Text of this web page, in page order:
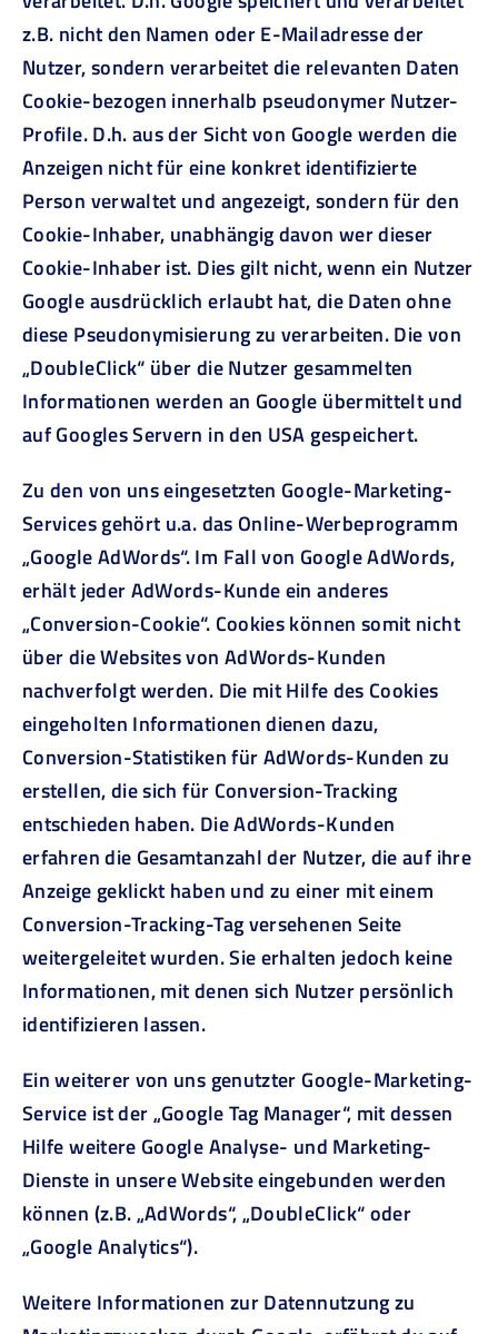
z.B. nicht den Namen oder E-Mailadresse der
Nutzer, sondern verarbeitet die relevanten Daten
Cookie-bezogen innerhalb pseudonymer Nutzer-
Profile. D.h. aus der Sicht von Google werden die
Anzeigen nicht für eine konkret identifizierte
Person verwaltet und angezeigt, sondern für den
Cookie-Inhaber, unabhängig davon wer dieser
Cookie-Inhaber ist. Dies gilt nicht, wenn ein Nutzer
Google ausdrücklich erlaubt hat, die Daten ohne
diese Pseudonymisierung zu verarbeiten. Die von
„DoubleClick“ über die Nutzer gesammelten
Informationen werden an Google übermittelt und
auf Googles Servern in den USA gespeichert.
Zu den von uns eingesetzten Google-Marketing-
Services gehört u.a. das Online-Werbeprogramm
„Google AdWords“. Im Fall von Google AdWords,
erhält jeder AdWords-Kunde ein anderes
„Conversion-Cookie“. Cookies können somit nicht
über die Websites von AdWords-Kunden
nachverfolgt werden. Die mit Hilfe des Cookies
eingeholten Informationen dienen dazu,
Conversion-Statistiken für AdWords-Kunden zu
erstellen, die sich für Conversion-Tracking
entschieden haben. Die AdWords-Kunden
erfahren die Gesamtanzahl der Nutzer, die auf ihre
Anzeige geklickt haben und zu einer mit einem
Conversion-Tracking-Tag versehenen Seite
weitergeleitet wurden. Sie erhalten jedoch keine
Informationen, mit denen sich Nutzer persönlich
identifizieren lassen.
Ein weiterer von uns genutzter Google-Marketing-
Service ist der „Google Tag Manager“, mit dessen
Hilfe weitere Google Analyse- und Marketing-
Dienste in unsere Website eingebunden werden
können (z.B. „AdWords“, „DoubleClick“ oder
„Google Analytics“).
Weitere Informationen zur Datennutzung zu